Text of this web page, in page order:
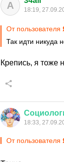
A 18:19,
От пользователя
Так идти никуда
Крепись, я тоже
18:33,
От пользователя